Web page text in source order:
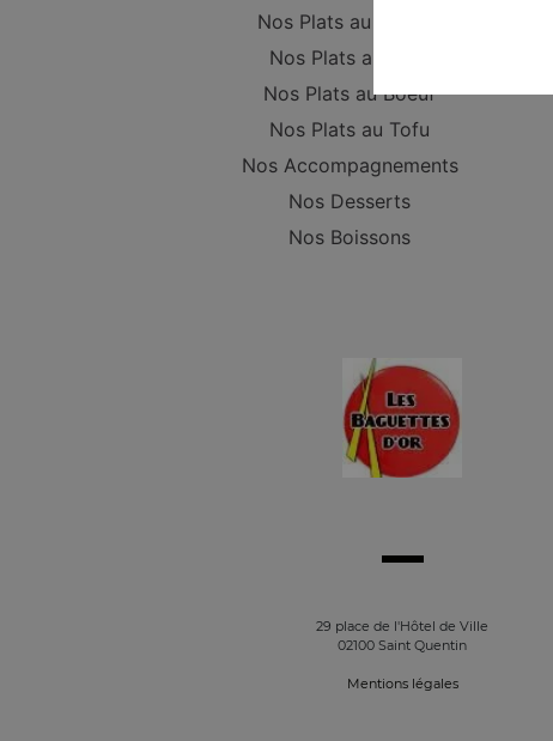
Nos Plats au Canard
Nos Plats au Porc
Nos Plats au Boeuf
Nos Plats au Tofu
Nos Accompagnements
Nos Desserts
Nos Boissons
29 place de l'Hôtel de Ville
02100 Saint Quentin
Mentions légales